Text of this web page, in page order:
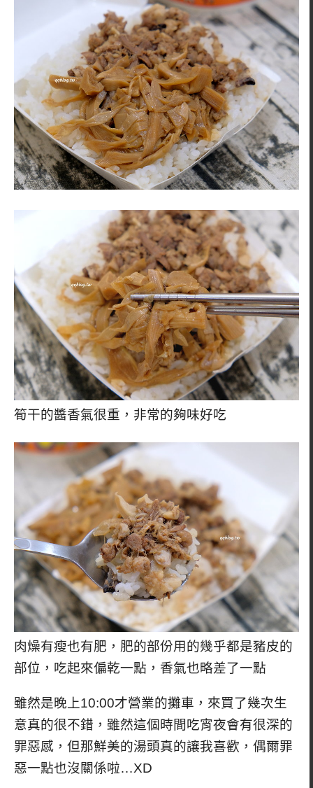
筍干的醬香氣很重，非常的夠味好吃
肉燥有瘦也有肥，肥的部份用的幾乎都是豬皮的
部位，吃起來偏乾一點，香氣也略差了一點
雖然是晚上10:00才營業的攤車，來買了幾次生
意真的很不錯，雖然這個時間吃宵夜會有很深的
罪惡感，但那鮮美的湯頭真的讓我喜歡，偶爾罪
惡一點也沒關係啦…XD